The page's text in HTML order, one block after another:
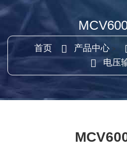
首页 产品中心 >
电压